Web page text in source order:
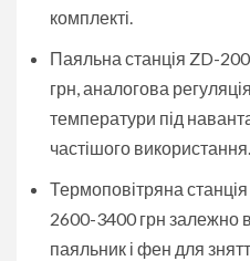
комплекті.
Паяльна станція ZD-
грн, аналогова
температури під
частішого використання.
Термоповітряна
2600-3400 грн залежно
паяльник і фен для